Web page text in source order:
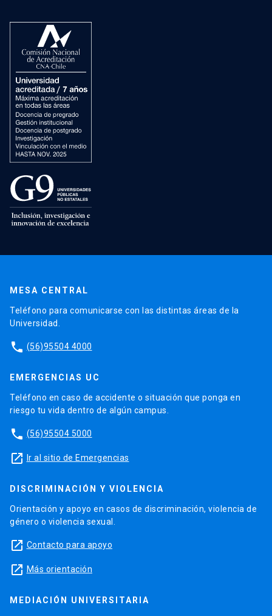
MESA CENTRAL
Teléfono para comunicarse con las distintas áreas de la
Universidad.
phone (56)95504 4000
EMERGENCIAS UC
Teléfono en caso de accidente o situación que ponga en
riesgo tu vida dentro de algún campus.
phone (56)95504 5000
launch Ir al sitio de Emergencias
DISCRIMINACIÓN Y VIOLENCIA
Orientación y apoyo en casos de discriminación, violencia de
género o violencia sexual.
launch Contacto para apoyo
launch Más orientación
MEDIACIÓN UNIVERSITARIA